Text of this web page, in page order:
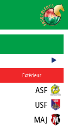
Extérieur
ASF
USF
MAJ